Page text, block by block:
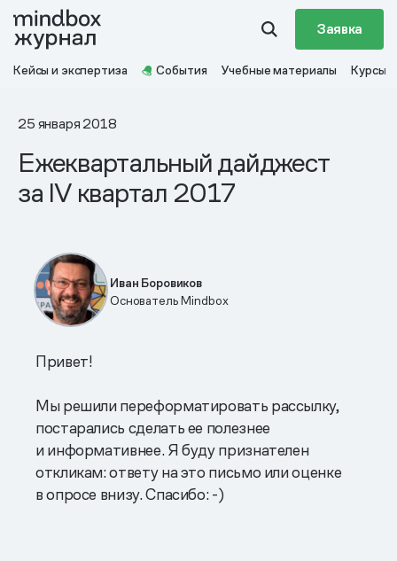
Заявка
Кейсы и экспертиза События Учебные материалы Курсы
25 января 2018
Ежеквартальный дайджест
за IV квартал 2017
Иван Боровиков
Основатель Mindbox
Привет!
Мы решили переформатировать рассылку,
постарались сделать ее полезнее
и информативнее. Я буду признателен
откликам: ответу на это письмо или оценке
в опросе внизу. Спасибо: -)